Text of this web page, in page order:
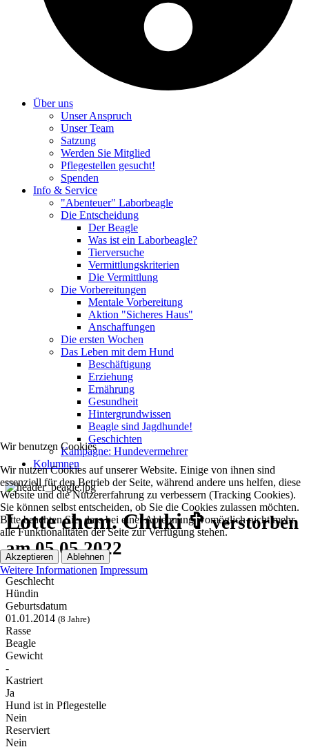
Über uns
Unser Anspruch
Unser Team
Satzung
Werden Sie Mitglied
Pflegestellen gesucht!
Spenden
Info & Service
"Abenteuer" Laborbeagle
Die Entscheidung
Der Beagle
Was ist ein Laborbeagle?
Tierversuche
Vermittlungskriterien
Die Vermittlung
Die Vorbereitungen
Mentale Vorbereitung
Aktion "Sicheres Haus"
Anschaffungen
Die ersten Wochen
Das Leben mit dem Hund
Beschäftigung
Erziehung
Ernährung
Gesundheit
Hintergrundwissen
Beagle sind Jagdhunde!
Geschichten
Kampagne: Hundevermehrer
Kolumnen
Lotte ehem. Chuki ✞verstorben
am 05.05.2022
Geschlecht
Hündin
Geburtsdatum
01.01.2014 (8 Jahre)
Rasse
Beagle
Gewicht
-
Kastriert
Ja
Hund ist in Pflegestelle
Nein
Reserviert
Nein
Wir benutzen Cookies
Wir nutzen Cookies auf unserer Website. Einige von ihnen sind
essenziell für den Betrieb der Seite, während andere uns helfen, diese
Website und die Nutzererfahrung zu verbessern (Tracking Cookies).
Sie können selbst entscheiden, ob Sie die Cookies zulassen möchten.
Bitte beachten Sie, dass bei einer Ablehnung womöglich nicht mehr
alle Funktionalitäten der Seite zur Verfügung stehen.
Akzeptieren Ablehnen
Weitere Informationen Impressum